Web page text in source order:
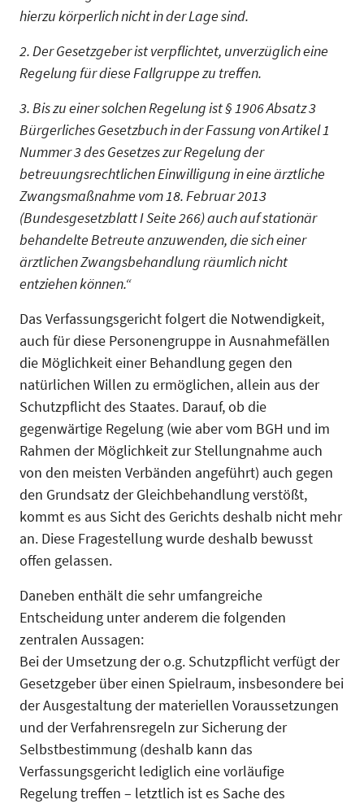
hierzu körperlich nicht in der Lage sind.
2. Der Gesetzgeber ist verpflichtet, unverzüglich eine
Regelung für diese Fallgruppe zu treffen.
3. Bis zu einer solchen Regelung ist § 1906 Absatz 3
Bürgerliches Gesetzbuch in der Fassung von Artikel 1
Nummer 3 des Gesetzes zur Regelung der
betreuungsrechtlichen Einwilligung in eine ärztliche
Zwangsmaßnahme vom 18. Februar 2013
(Bundesgesetzblatt I Seite 266) auch auf stationär
behandelte Betreute anzuwenden, die sich einer
ärztlichen Zwangsbehandlung räumlich nicht
entziehen können.“
Das Verfassungsgericht folgert die Notwendigkeit,
auch für diese Personengruppe in Ausnahmefällen
die Möglichkeit einer Behandlung gegen den
natürlichen Willen zu ermöglichen, allein aus der
Schutzpflicht des Staates. Darauf, ob die
gegenwärtige Regelung (wie aber vom BGH und im
Rahmen der Möglichkeit zur Stellungnahme auch
von den meisten Verbänden angeführt) auch gegen
den Grundsatz der Gleichbehandlung verstößt,
kommt es aus Sicht des Gerichts deshalb nicht mehr
an. Diese Fragestellung wurde deshalb bewusst
offen gelassen.
Daneben enthält die sehr umfangreiche
Entscheidung unter anderem die folgenden
zentralen Aussagen:
Bei der Umsetzung der o.g. Schutzpflicht verfügt der
Gesetzgeber über einen Spielraum, insbesondere bei
der Ausgestaltung der materiellen Voraussetzungen
und der Verfahrensregeln zur Sicherung der
Selbstbestimmung (deshalb kann das
Verfassungsgericht lediglich eine vorläufige
Regelung treffen – letztlich ist es Sache des